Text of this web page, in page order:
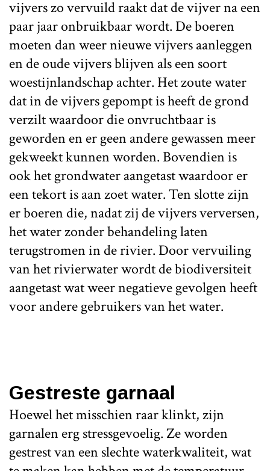
vijvers zo vervuild raakt dat de vijver na een
paar jaar onbruikbaar wordt. De boeren
moeten dan weer nieuwe vijvers aanleggen
en de oude vijvers blijven als een soort
woestijnlandschap achter. Het zoute water
dat in de vijvers gepompt is heeft de grond
verzilt waardoor die onvruchtbaar is
geworden en er geen andere gewassen meer
gekweekt kunnen worden. Bovendien is
ook het grondwater aangetast waardoor er
een tekort is aan zoet water. Ten slotte zijn
er boeren die, nadat zij de vijvers verversen,
het water zonder behandeling laten
terugstromen in de rivier. Door vervuiling
van het rivierwater wordt de biodiversiteit
aangetast wat weer negatieve gevolgen heeft
voor andere gebruikers van het water.
Gestreste garnaal
Hoewel het misschien raar klinkt, zijn
garnalen erg stressgevoelig. Ze worden
gestrest van een slechte waterkwaliteit, wat